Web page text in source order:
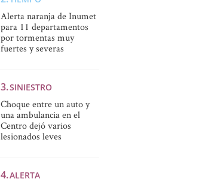
Alerta naranja de Inumet
para 11 departamentos
por tormentas muy
fuertes y severas
SINIESTRO
Choque entre un auto y
una ambulancia en el
Centro dejó varios
lesionados leves
ALERTA